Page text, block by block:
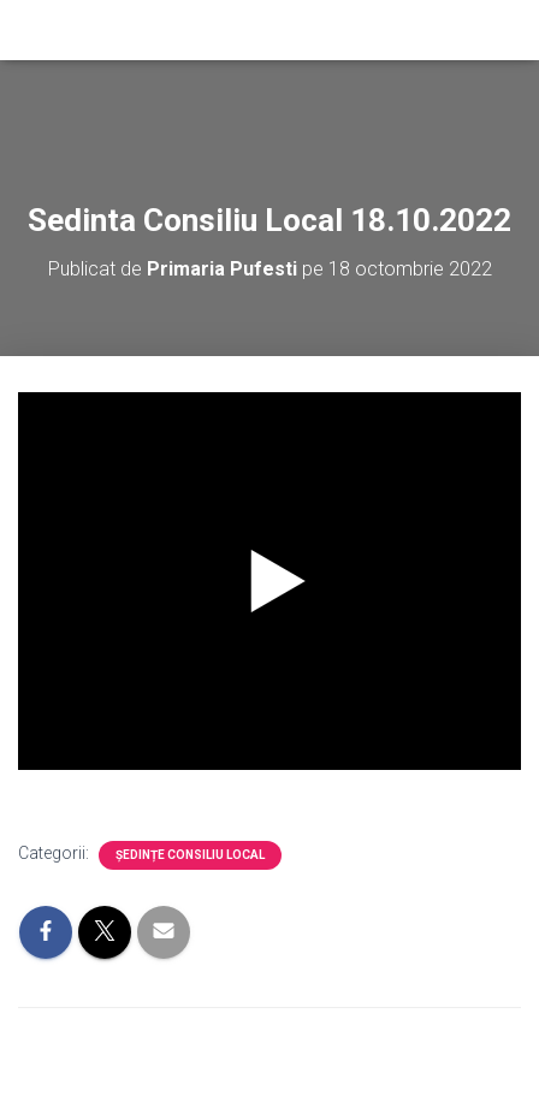
Sedinta Consiliu Local 18.10.2022
Publicat de Primaria Pufestipe 18 octombrie 2022
Categorii: ȘEDINȚE CONSILIU LOCAL